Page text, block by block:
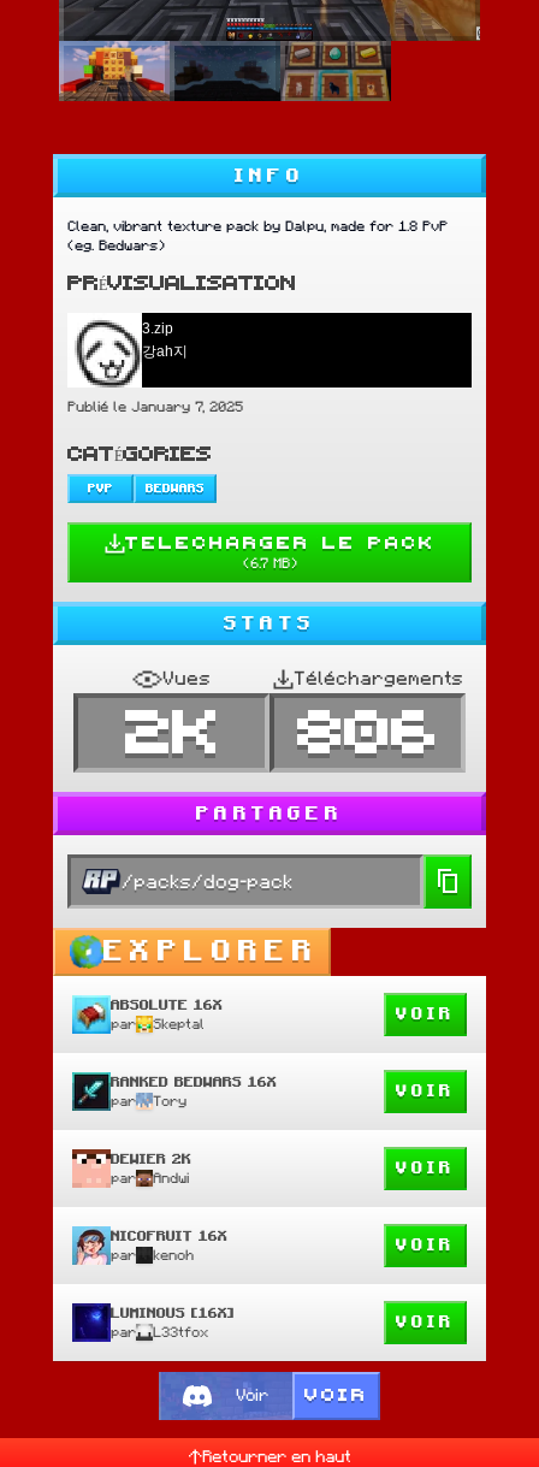
INFO
Clean, vibrant texture pack by Dalpu, made for 1.8 PvP
(eg. Bedwars)
PRÉVISUALISATION
3.zip
강ah지
Publié le January 7, 2025
CATÉGORIES
PVP BEDWARS
TELECHARGER LE PACK
(6.7 MB)
STATS
Vues
2K
Téléchargements
806
PARTAGER
/packs/dog-pack
EXPLORER
ABSOLUTE 16X
par Skeptal
VOIR
RANKED BEDWARS 16X
par Tory
VOIR
DEWIER 2K
par Andwi
VOIR
NICOFRUIT 16X
par kenoh
VOIR
LUMINOUS [16X]
par L33tfox
VOIR
Voir VOIR
Retourner en haut